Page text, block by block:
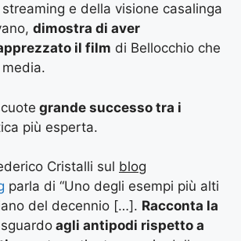
e della visione casalinga
dimostra di aver
il film di Bellocchio che
grande successo tra i
più esperta.
Cristalli sul blog
parla di “Uno degli esempi più alti
del decennio […]. Racconta la
agli antipodi rispetto a